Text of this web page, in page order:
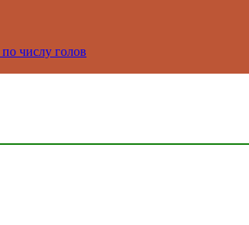
числу голов